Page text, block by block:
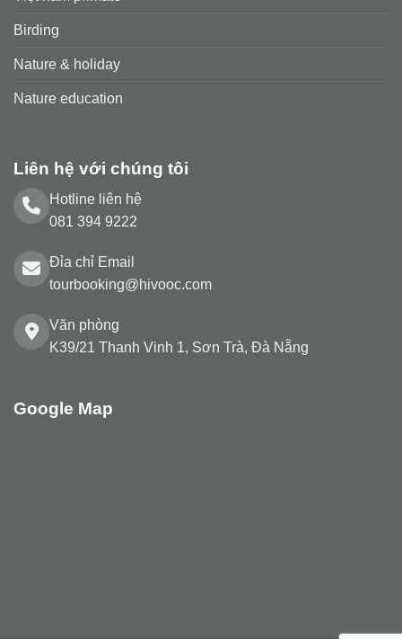
Birding
Nature & holiday
Nature education
Liên hệ với chúng tôi
Hotline liên hệ
081 394 9222
Đỉa chỉ Email
tourbooking@hivooc.com
Văn phòng
K39/21 Thanh Vinh 1, Sơn Trà, Đà Nẵng
Google Map